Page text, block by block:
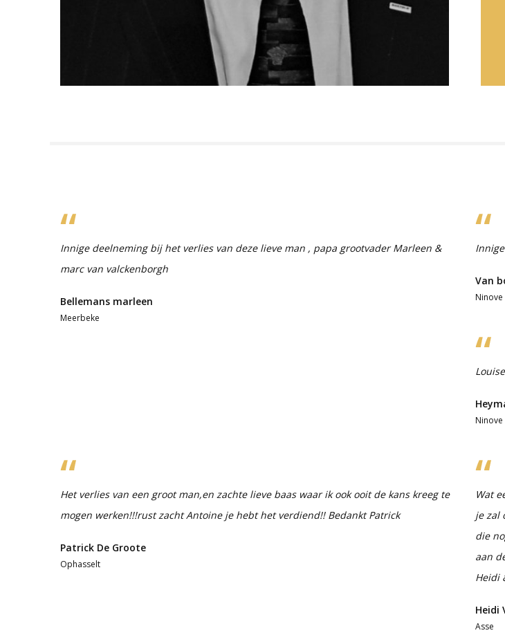
Innige deelneming bij het verlies van deze lieve man , papa grootvader Marleen &
marc van valckenborgh
Bellemans marleen
Meerbeke
Van
Ninove
Ninove
Het verlies van een groot man,en zachte lieve baas waar ik ook ooit de kans kreeg te
mogen werken!!!rust zacht Antoine je hebt het verdiend!! Bedankt Patrick
Patrick De Groote
Ophasselt
Wat
je zal
die
aan
Heidi
Heidi
Asse